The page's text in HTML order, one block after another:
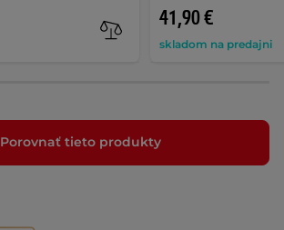
41,90 €
skladom na predajni
Porovnať tieto produkty